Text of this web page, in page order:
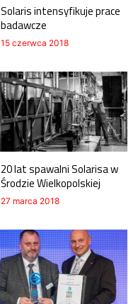
Solaris intensyfikuje prace
badawcze
15 czerwca 2018
20 lat spawalni Solarisa w
Środzie Wielkopolskiej
27 marca 2018